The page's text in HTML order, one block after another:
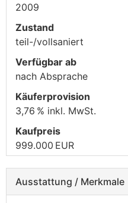
2009
Zustand
teil-/vollsaniert
Verfügbar ab
nach Absprache
Käufer­provision
3,76 % inkl. MwSt.
Kaufpreis
999.000 EUR
Ausstattung / Merkmale